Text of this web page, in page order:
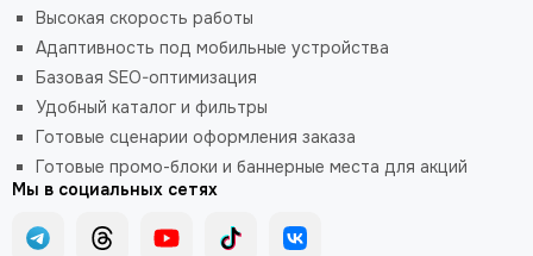
Высокая скорость работы
Адаптивность под мобильные устройства
Базовая SEO-оптимизация
Удобный каталог и фильтры
Готовые сценарии оформления заказа
Готовые промо-блоки и баннерные места для акций
Мы в социальных сетях